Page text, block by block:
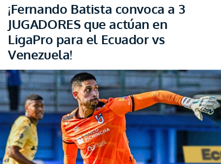
¡Fernando Batista convoca a 3
JUGADORES que actúan en
LigaPro para el Ecuador vs
Venezuela!